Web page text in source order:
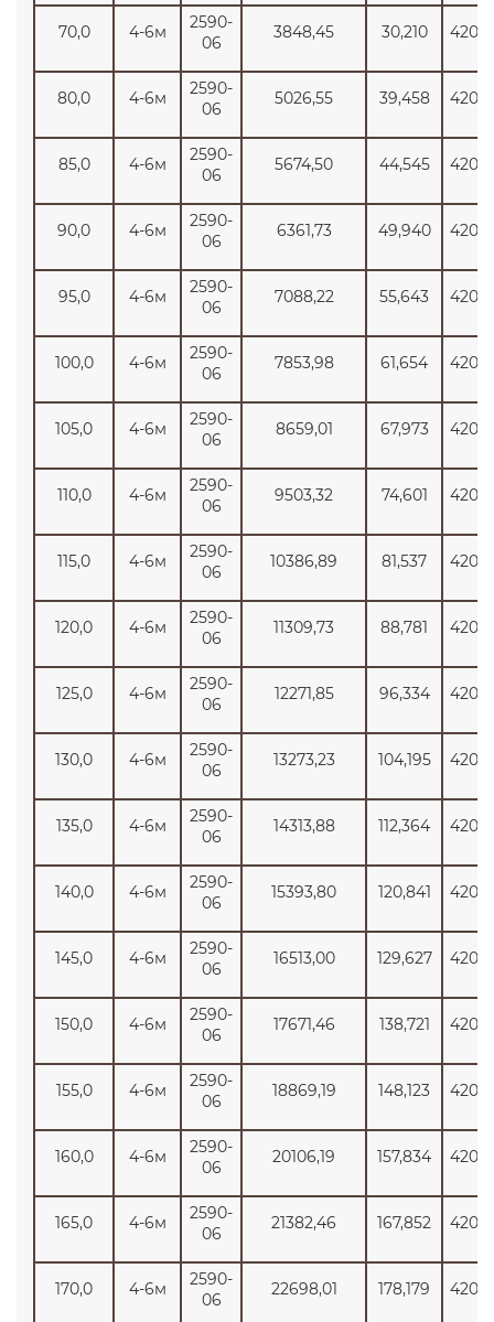
70,0 4-6м
2590-
06
3848,45 30,210
80,0 4-6м
2590-
06
5026,55 39,458
85,0 4-6м
2590-
06
5674,50 44,545
90,0 4-6м
2590-
06
6361,73 49,940
95,0 4-6м
2590-
06
7088,22 55,643
100,0 4-6м
2590-
06
7853,98 61,654
105,0 4-6м
2590-
06
8659,01 67,973
110,0 4-6м
2590-
06
9503,32 74,601
115,0 4-6м
2590-
06
10386,89 81,537
120,0 4-6м
2590-
06
11309,73 88,781
125,0 4-6м
2590-
06
12271,85 96,334
130,0 4-6м
2590-
06
13273,23 104,195
135,0 4-6м
2590-
06
14313,88 112,364
140,0 4-6м
2590-
06
15393,80 120,841
145,0 4-6м
2590-
06
16513,00 129,627
150,0 4-6м
2590-
06
17671,46 138,721
155,0 4-6м
2590-
06
18869,19 148,123
160,0 4-6м
2590-
06
20106,19 157,834
165,0 4-6м
2590-
06
21382,46 167,852
170,0 4-6м
2590-
06
22698,01 178,179